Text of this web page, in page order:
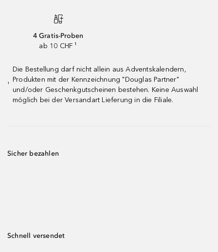
4 Gratis-Proben
ab 10 CHF ¹
¹
Die Bestellung darf nicht allein aus Adventskalendern,
Produkten mit der Kennzeichnung "Douglas Partner"
und/oder Geschenkgutscheinen bestehen. Keine Auswahl
möglich bei der Versandart Lieferung in die Filiale.
Sicher bezahlen
Schnell versendet